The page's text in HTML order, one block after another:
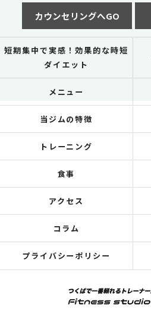
カウンセリングへGO
短期集中で実感！効果的な時短
ダイエット
メニュー
当ジムの特徴
トレーニング
食事
アクセス
コラム
プライバシーポリシー